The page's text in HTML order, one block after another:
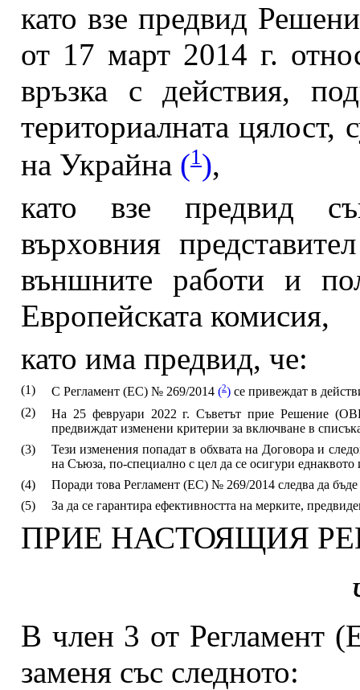
като взе предвид
от 17 март 2014 г.
връзка с действия,
териториалната цялост,
на Украйна (1),
като взе предвид
върховния
външните работи и
Европейската комисия,
като има предвид, че:
(1) С Регламент (ЕС) № 269/2014 (2) се привеждат в
(2)
На 25 февруари 2022 г. Съветът прие Решение
предвиждат изменени критерии за включване в
(3)
Тези изменения попадат в обхвата на Договора и
на Съюза, по-специално с цел да се осигури
(4)
Поради това Регламент (ЕС) № 269/2014 следва да бъде
(5)
За да се гарантира ефективността на мерките,
ПРИЕ НАСТОЯЩИЯ
В член 3 от Регламент
заменя със следното: